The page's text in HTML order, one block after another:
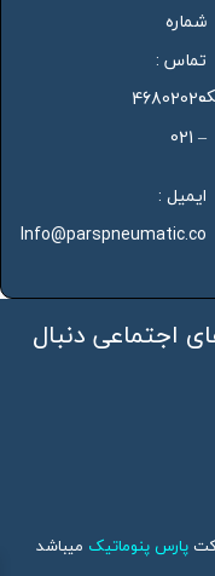
شماره
تماس :
46802020
– 021
ایمیل :
Info@parspneumatic.co
اجتماعی دنبال
پارس پنوماتیک میباشد